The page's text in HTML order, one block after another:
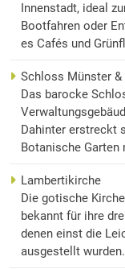
Innenstadt, ideal
Bootfahren oder
es Cafés und
Schloss Münster
Das barocke
Dahinter erstreckt
Botanische
Lambertikirche
Die gotische
bekannt für ihre
denen einst die
ausgestellt wurden.